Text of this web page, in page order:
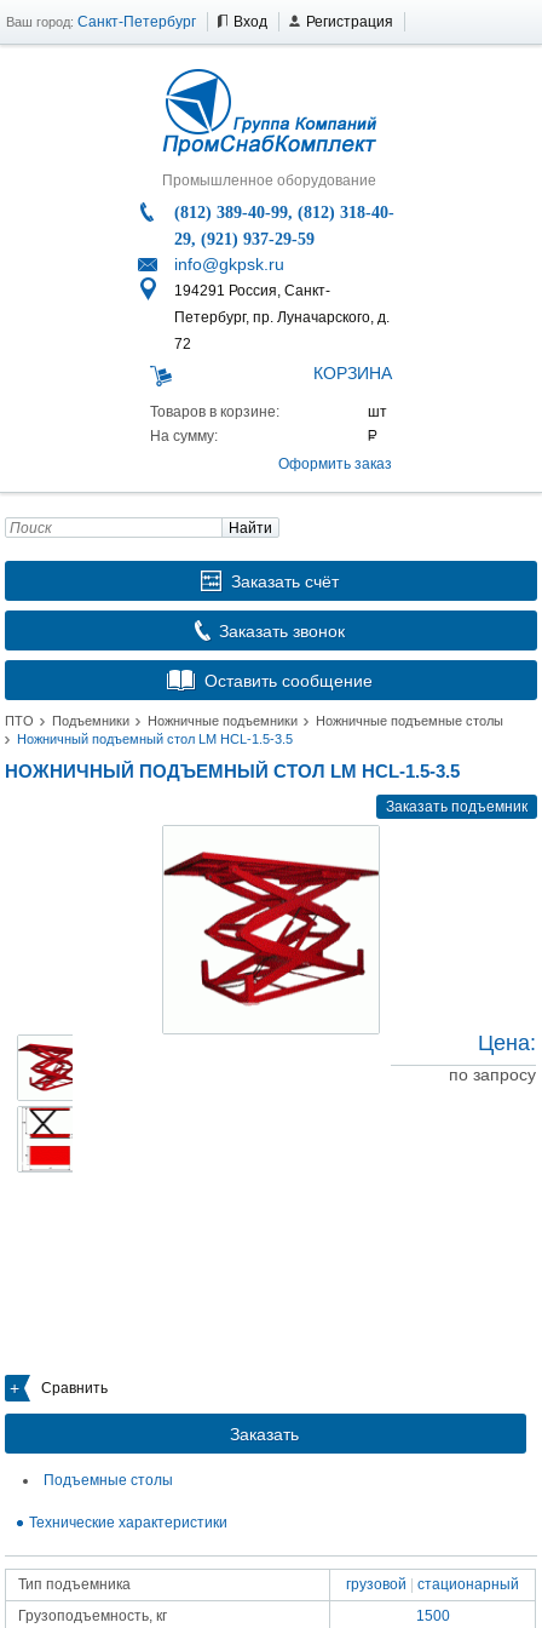
Ваш город: Санкт-Петербург Вход Регистрация
Промышленное оборудование
(812) 389-40-99, (812) 318-40-
29, (921) 937-29-59
info@gkpsk.ru
194291 Россия, Санкт-
Петербург, пр. Луначарского, д.
72
КОРЗИНА
Товаров в корзине:
На сумму:
Оформить заказ
Найти
Заказать счёт
Заказать звонок
Оставить сообщение
ПТО Подъемники Ножничные подъемники
Ножничные подъемные столы
Ножничный подъемный стол LM HCL-1.5-3.5
НОЖНИЧНЫЙ ПОДЪЕМНЫЙ СТОЛ LM HCL-1.5-3.5
Заказать подъемник
Сравнить
Заказать
Цена:
по запросу
Подъемные столы
Технические характеристики
Тип подъемника грузовой |стационарный
Грузоподъемность, кг
1500